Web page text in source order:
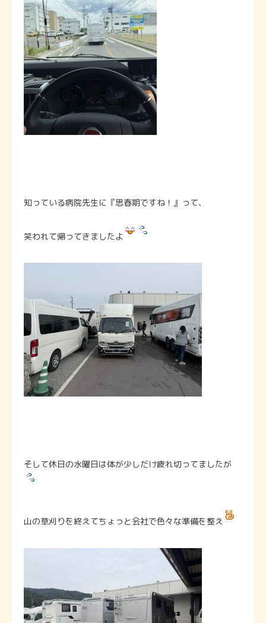
知っている病院先生に『思春期ですね！』って、
笑われて帰ってきましたよ
そして休日の水曜日は体が少しだけ疲れ切ってましたが
山の草刈りを終えてちょっと会社で色々な準備を整え